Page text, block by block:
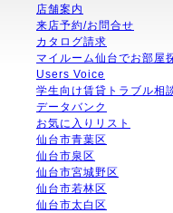
店舗案内
来店予約/お問合せ
カタログ請求
マイルーム仙台でお部屋
Users Voice
学生向け賃貸トラブル相
データバンク
お気に入りリスト
仙台市青葉区
仙台市泉区
仙台市宮城野区
仙台市若林区
仙台市太白区